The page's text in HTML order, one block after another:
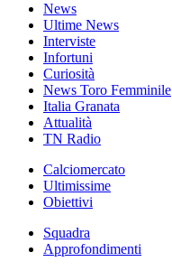
News
Ultime News
Interviste
Infortuni
Curiosità
News Toro Femminile
Italia Granata
Attualità
TN Radio
Calciomercato
Ultimissime
Obiettivi
Squadra
Approfondimenti